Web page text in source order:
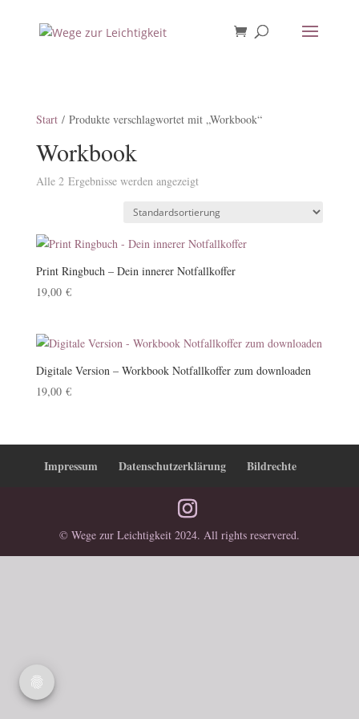
Start/ Produkte verschlagwortet mit „Workbook“
Workbook
Alle 2 Ergebnisse werden angezeigt
Print Ringbuch – Dein innerer Notfallkoffer
19,00 €
Digitale Version – Workbook Notfallkoffer zum downloaden
19,00 €
Impressum Datenschutzerklärung Bildrechte
© Wege zur Leichtigkeit 2024. All rights reservered.